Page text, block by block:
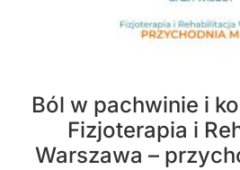
Ból w pachwinie i
Fizjoterapia i
Warszawa –